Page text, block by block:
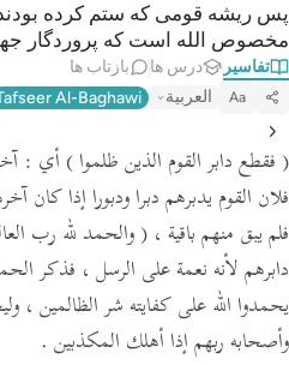
پس ریشه قومی که ستم کرده
مخصوص الله است که پروردگار
تفاسیر درس ها بازتاب ها
Aa العربية Al-Baghawi
( فقطع دابر القوم الذين ظلموا ) أي :
فلان القوم يدبرهم دبرا ودبورا إذا كان
فلم يبق منهم باقية ، ( والحمد لله رب
دابرهم لأنه نعمة على الرسل ، فذكر
يحمدوا الله على كفايته شر الظالمين ،
وأصحابه ربهم إذا أهلك المكذبين .